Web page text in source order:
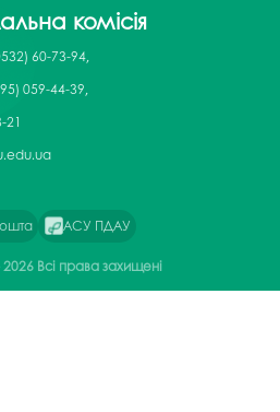
комісія
60-73-94,
059-44-39,
21
АСУ ПДАУ
2026 Всі права захищені